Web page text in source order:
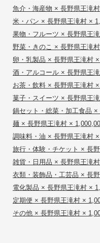
魚介・海産物 × 長野県王滝
米・パン × 長野県王滝村 ×
果物・フルーツ × 長野県王
野菜・きのこ × 長野県王滝
卵・乳製品 × 長野県王滝村
酒・アルコール × 長野県王
お茶・飲料 × 長野県王滝村
菓子・スイーツ × 長野県王
鍋セット・総菜・加工食品
麺 × 長野県王滝村 ×
調味料・油 × 長野県王滝村 ×
旅行・体験・チケット × 長
雑貨・日用品 × 長野県王滝
衣類・装飾品・工芸品 × 長
電化製品 × 長野県王滝村 ×
定期便 × 長野県王滝村 ×
その他 × 長野県王滝村 ×